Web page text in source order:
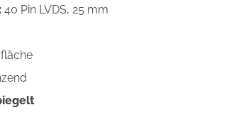
40 Pin LVDS, 25 mm